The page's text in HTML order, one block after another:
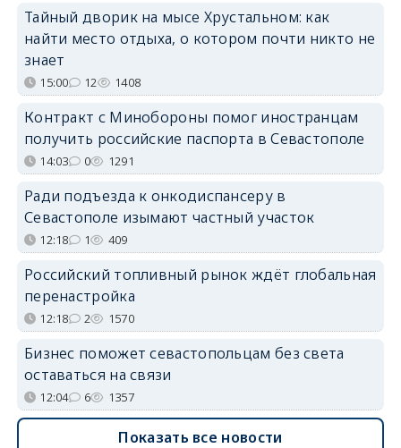
Тайный дворик на мысе Хрустальном: как
найти место отдыха, о котором почти никто не
знает
15:00 12 1408
Контракт с Минобороны помог иностранцам
получить российские паспорта в Севастополе
14:03 0 1291
Ради подъезда к онкодиспансеру в
Севастополе изымают частный участок
12:18 1 409
Российский топливный рынок ждёт глобальная
перенастройка
12:18 2 1570
Бизнес поможет севастопольцам без света
оставаться на связи
12:04 6 1357
Показать все новости